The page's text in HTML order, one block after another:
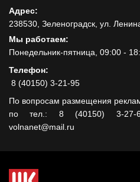
Адрес:
238530, Зеленоградск, ул.
Мы работаем:
Понедельник-пятница, 09:00 -
Телефон:
8 (40150) 3-21-95
По вопросам размещения
по тел.: 8 (40150) 3-27-
volnanet@mail.ru